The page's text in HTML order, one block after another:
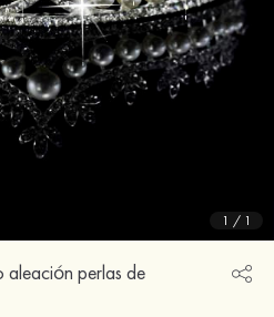
1 / 1
perlas de